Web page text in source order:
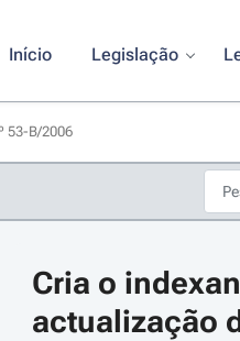
Início Legislação
53-B/2006
Cria o
actualização